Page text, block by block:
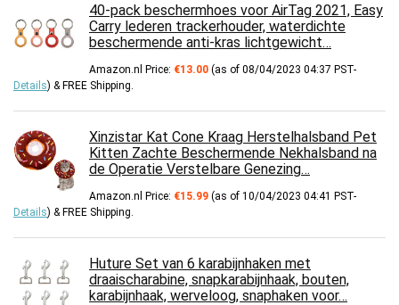
40-pack beschermhoes voor AirTag 2021, Easy
Carry lederen trackerhouder, waterdichte
beschermende anti-kras lichtgewicht…
Amazon.nl Price: €13.00 (as of 08/04/2023 04:37 PST-
Details) & FREE Shipping
Xinzistar Kat Cone Kraag Herstelhalsband Pet
Kitten Zachte Beschermende Nekhalsband na
de Operatie Verstelbare Genezing…
Amazon.nl Price: €15.99 (as of 10/04/2023 04:41 PST-
Details) & FREE Shipping
Huture Set van 6 karabijnhaken met
draaischarabine, snapkarabijnhaak, bouten,
karabijnhaak, werveloog, snaphaken voor…